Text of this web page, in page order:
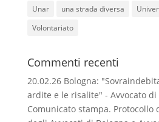
Unar una strada diversa
Volontariato
Commenti recenti
20.02.26 Bologna:
ardite e le risalite" - Avvocato di
Comunicato stampa. Protocollo